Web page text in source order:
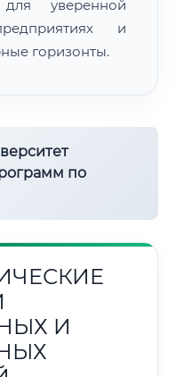
уверенной
и
горизонты.
по
И